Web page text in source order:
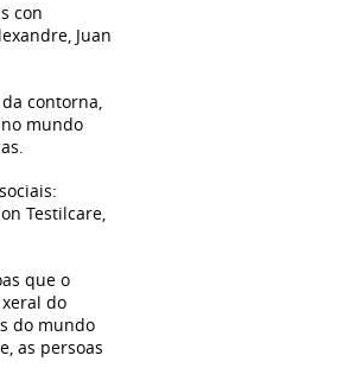
con
Juan
contorna,
mundo
Testilcare,
que o
do
do mundo
as persoas